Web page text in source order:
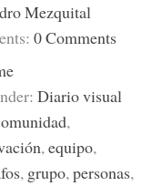
Mezquital
0 Comments
Diario visual
,
,equipo,
, grupo,personas,